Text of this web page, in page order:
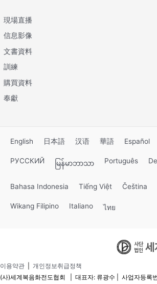
現場直播
信息影像
文書資料
訓練
購買資料
奉獻
English 日本語 汉语 華語 Español
РУССКИЙ မြန်မာဘာသာ Português
Bahasa Indonesia Tiếng Việt Čeština
Wikang Filipino Italiano ไทย
이용약관
개인정보취급정책
(사)세계복음화전도협회 | 대표자: 류광수 | 사업자등